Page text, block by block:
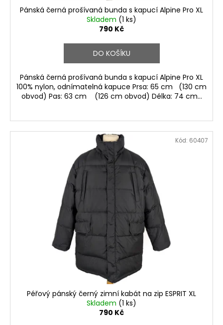
Pánská černá prošívaná bunda s kapucí Alpine Pro XL
Skladem (1 ks)
790 Kč
DO KOŠÍKU
Pánská černá prošívaná bunda s kapucí Alpine Pro XL
100% nylon, odnímatelná kapuce Prsa: 65 cm (130 cm
obvod) Pas: 63 cm (126 cm obvod) Délka: 74 cm...
Péřový pánský černý zimní kabát na zip ESPRIT XL
Skladem (1 ks)
790 Kč
Kód: 60407